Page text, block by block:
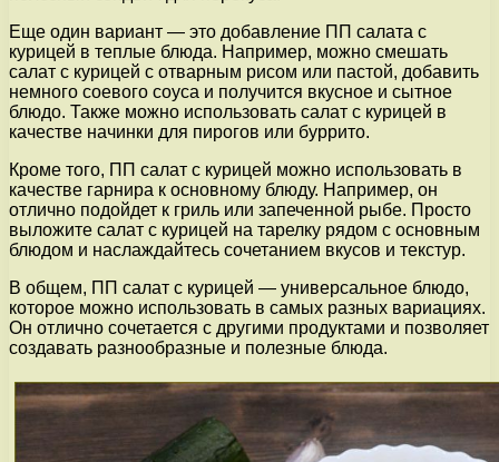
Еще один вариант — это добавление ПП салата с
курицей в теплые блюда. Например, можно смешать
салат с курицей с отварным рисом или пастой, добавить
немного соевого соуса и получится вкусное и сытное
блюдо. Также можно использовать салат с курицей в
качестве начинки для пирогов или буррито.
Кроме того, ПП салат с курицей можно использовать в
качестве гарнира к основному блюду. Например, он
отлично подойдет к гриль или запеченной рыбе. Просто
выложите салат с курицей на тарелку рядом с основным
блюдом и наслаждайтесь сочетанием вкусов и текстур.
В общем, ПП салат с курицей — универсальное блюдо,
которое можно использовать в самых разных вариациях.
Он отлично сочетается с другими продуктами и позволяет
создавать разнообразные и полезные блюда.